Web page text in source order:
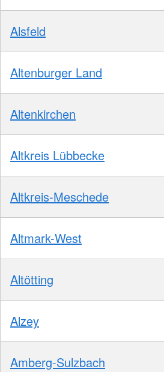
Alsfeld
Altenburger Land
Altenkirchen
Altkreis Lübbecke
Altkreis-Meschede
Altmark-West
Altötting
Alzey
Amberg-Sulzbach